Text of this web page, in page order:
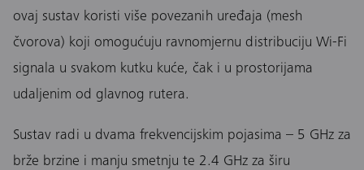
ovaj sustav koristi više povezanih uređaja (mesh
čvorova) koji omogućuju ravnomjernu distribuciju Wi-Fi
signala u svakom kutku kuće, čak i u prostorijama
udaljenim od glavnog rutera.
Sustav radi u dvama frekvencijskim pojasima – 5 GHz za
brže brzine i manju smetnju te 2.4 GHz za širu